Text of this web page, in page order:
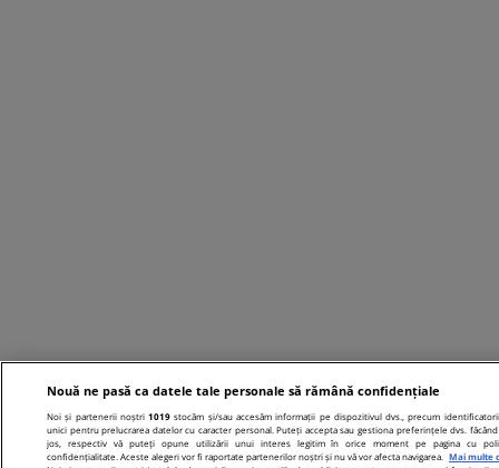
Nouă ne pasă ca datele tale personale să rămână confidențiale
Noi și partenerii noștri1019 stocăm și/sau accesăm informații pe dispozitivul dvs., precum
unici pentru prelucrarea datelor cu caracter personal. Puteți accepta sau gestiona preferințele dvs. făcând
jos, respectiv vă puteți opune utilizării unui interes legitim în orice moment pe pagina cu
confidențialitate. Aceste alegeri vor fi raportate partenerilor noștri și nu vă vor afecta navigarea.
Mai multe